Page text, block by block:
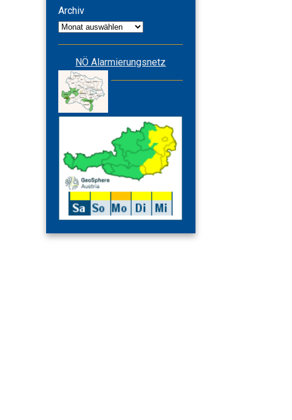
Archiv
Archiv
NÖ Alarmierungsnetz